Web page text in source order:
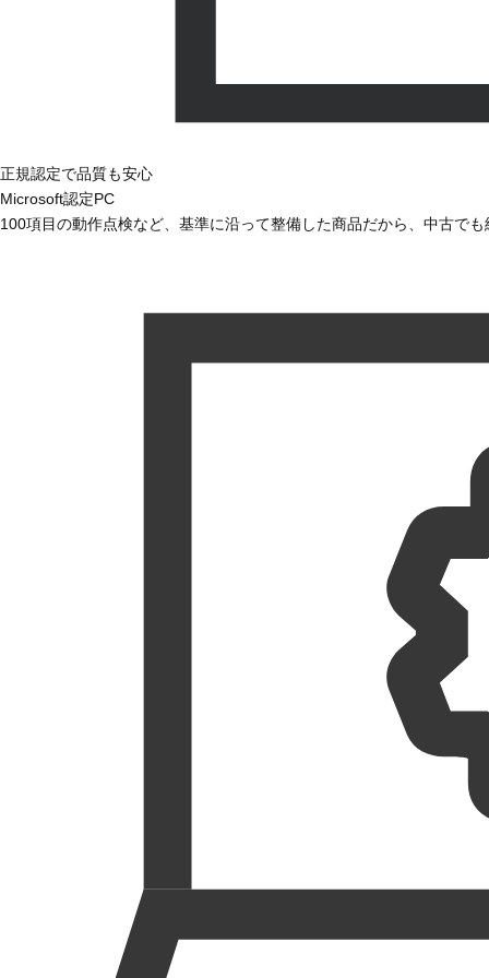
正規認定で品質も安心
Microsoft認定PC
100項目の動作点検など、基準に沿って整備した商品だから、中古で